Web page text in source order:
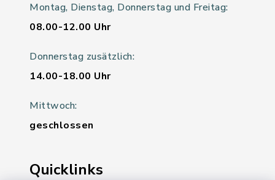
Montag, Dienstag, Donnerstag und Freitag:
08.00-12.00 Uhr
Donnerstag zusätzlich:
14.00-18.00 Uhr
Mittwoch:
geschlossen
Quicklinks